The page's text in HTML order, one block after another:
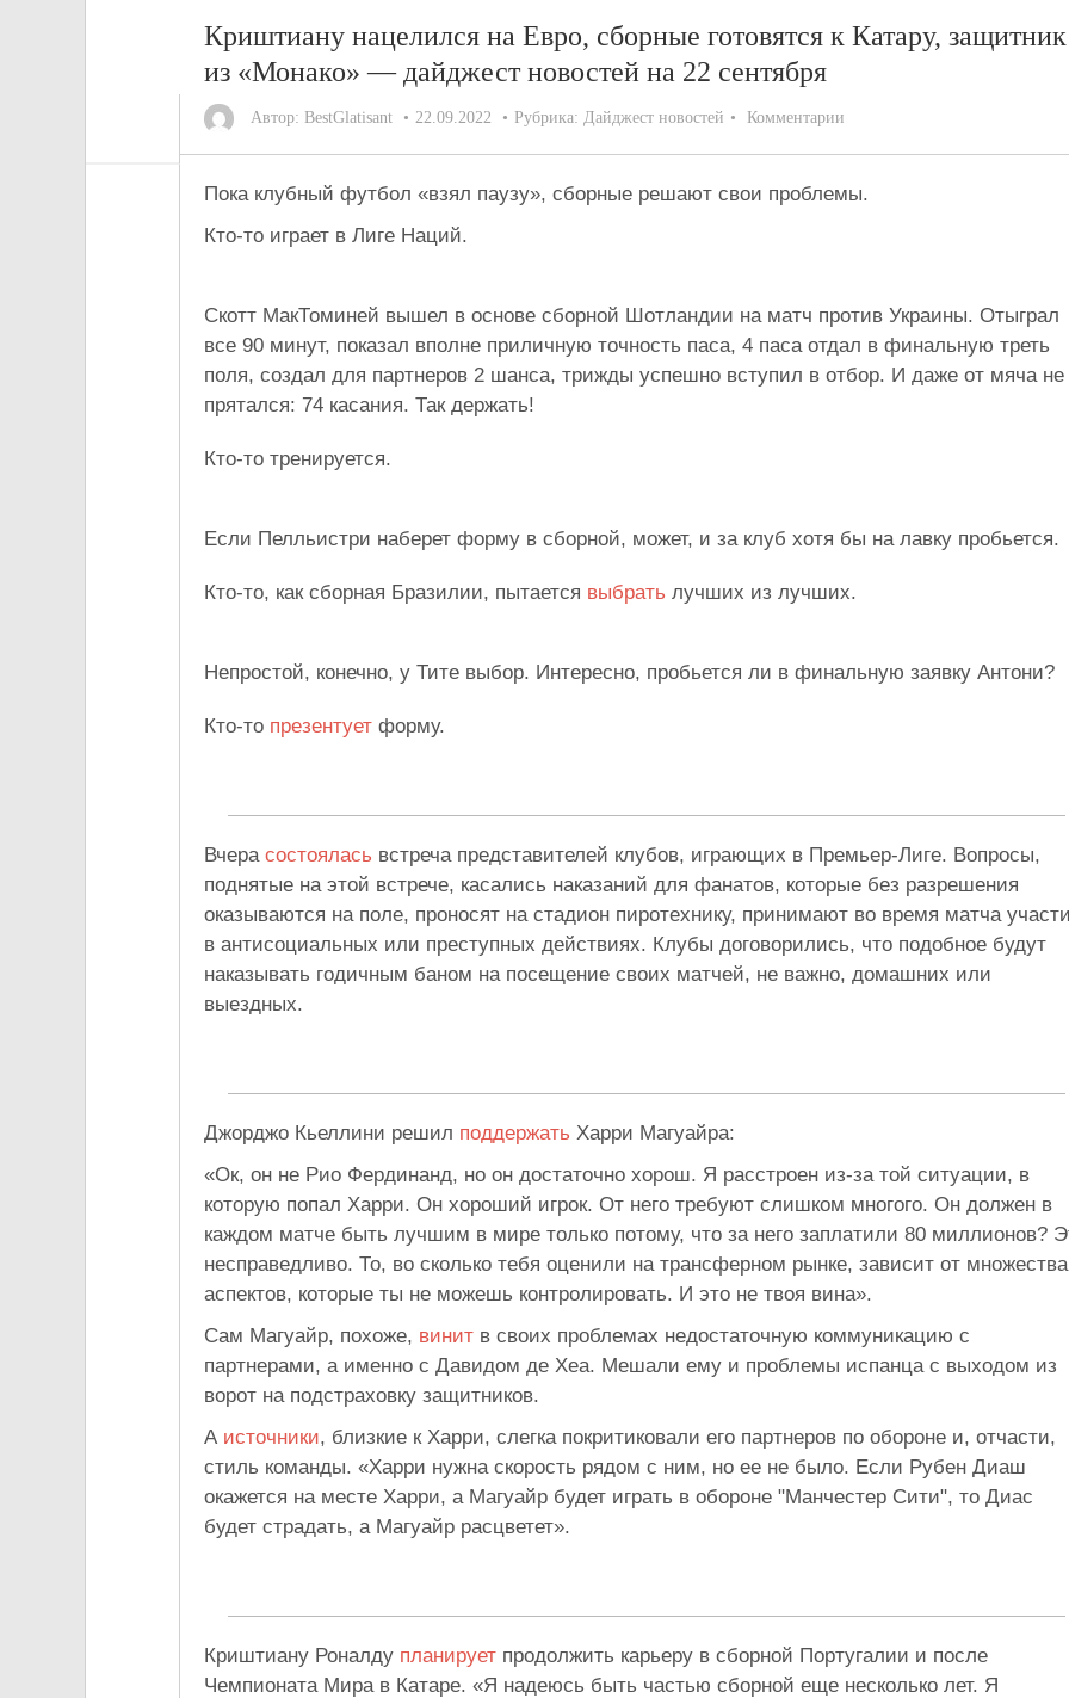
Криштиану нацелился на Евро, сборные готовятся к Катару, защитник
из «Монако» — дайджест новостей на 22 сентября
Автор: BestGlatisant 22.09.2022 Рубрика: Дайджест новостей Комментарии
Пока клубный футбол «взял паузу», сборные решают свои проблемы.
Кто-то играет в Лиге Наций.
Скотт МакТоминей вышел в основе сборной Шотландии на матч против Украины. Отыграл
все 90 минут, показал вполне приличную точность паса, 4 паса отдал в финальную треть
поля, создал для партнеров 2 шанса, трижды успешно вступил в отбор. И даже от мяча не
прятался: 74 касания. Так держать!
Кто-то тренируется.
Если Пелльистри наберет форму в сборной, может, и за клуб хотя бы на лавку пробьется.
Кто-то, как сборная Бразилии, пытается выбрать лучших из лучших.
Непростой, конечно, у Тите выбор. Интересно, пробьется ли в финальную заявку Антони?
Кто-то презентует форму.
Вчера состоялась встреча представителей клубов, играющих в Премьер-Лиге. Вопросы,
поднятые на этой встрече, касались наказаний для фанатов, которые без разрешения
оказываются на поле, проносят на стадион пиротехнику, принимают во время матча
в антисоциальных или преступных действиях. Клубы договорились, что подобное будут
наказывать годичным баном на посещение своих матчей, не важно, домашних или
выездных.
Джорджо Кьеллини решил поддержать Харри Магуайра:
«Ок, он не Рио Фердинанд, но он достаточно хорош. Я расстроен из-за той ситуации, в
которую попал Харри. Он хороший игрок. От него требуют слишком многого. Он должен в
каждом матче быть лучшим в мире только потому, что за него заплатили 80 миллионов?
несправедливо. То, во сколько тебя оценили на трансферном рынке, зависит от множества
аспектов, которые ты не можешь контролировать. И это не твоя вина».
Сам Магуайр, похоже, винит в своих проблемах недостаточную коммуникацию с
партнерами, а именно с Давидом де Хеа. Мешали ему и проблемы испанца с выходом из
ворот на подстраховку защитников.
А источники, близкие к Харри, слегка покритиковали его партнеров по обороне и, отчасти,
стиль команды. «Харри нужна скорость рядом с ним, но ее не было. Если Рубен Диаш
окажется на месте Харри, а Магуайр будет играть в обороне "Манчестер Сити", то Диас
будет страдать, а Магуайр расцветет».
Криштиану Роналду планирует продолжить карьеру в сборной Португалии и после
Чемпионата Мира в Катаре. «Я надеюсь быть частью сборной еще несколько лет. Я